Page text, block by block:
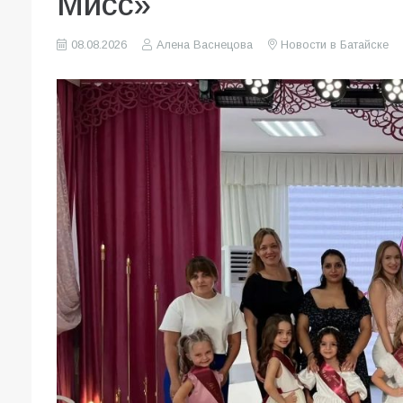
08.08.2026 Алена Васнецова Новости в Батайске